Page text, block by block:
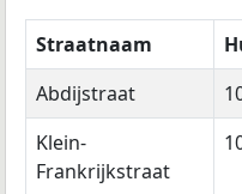
Straatnaam
Abdijstraat
Klein-
Frankrijkstraat